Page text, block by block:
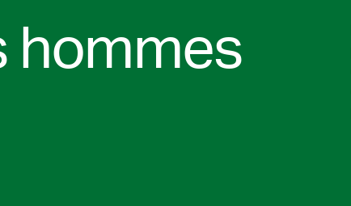
hommes